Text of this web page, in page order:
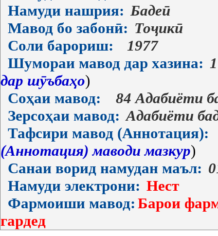
Намуди нашрия: Бадеӣ
Мавод бо забонӣ: Тоҷикӣ
Соли барориш:
1977
Шумораи мавод дар хазина: 1
дар шӯъбаҳо)
Соҳаи мавод:
84 Адабиёти
Зерсоҳаи мавод: Адабиёти
Тафсири мавод (Аннотация):
(Аннотация) маводи мазкур)
Санаи ворид намудан маъл:
Намуди электрони: Нест
Фармоиши мавод: Барои
гардед